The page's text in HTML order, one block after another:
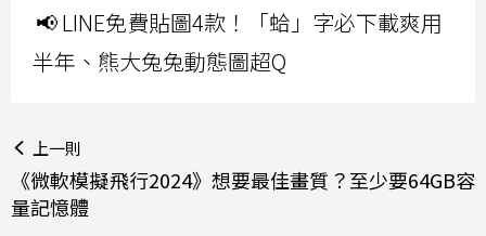
📢 LINE免費貼圖4款！「蛤」字必下載爽用
半年、熊大兔兔動態圖超Q
上一則
《微軟模擬飛行2024》想要最佳畫質？至少要64GB容
量記憶體